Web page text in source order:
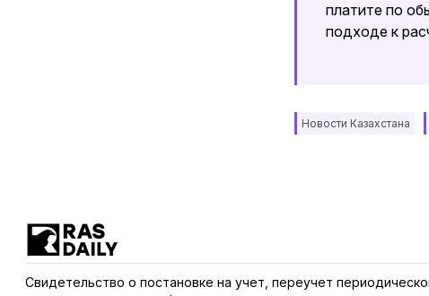
платите по
подходе к
Новости Казахстана
Свидетельство о постановке на учет, переучет